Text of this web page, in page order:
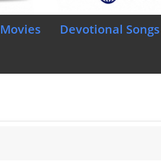
Devotional Songs